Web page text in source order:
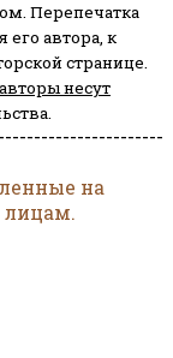
Перепечатка
автора, к
странице.
несут
на
лицам.